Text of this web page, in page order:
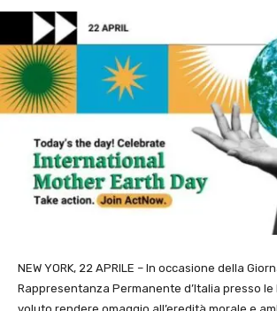
NEW YORK, 22 APRILE – In occasione della
Rappresentanza Permanente d’Italia presso le